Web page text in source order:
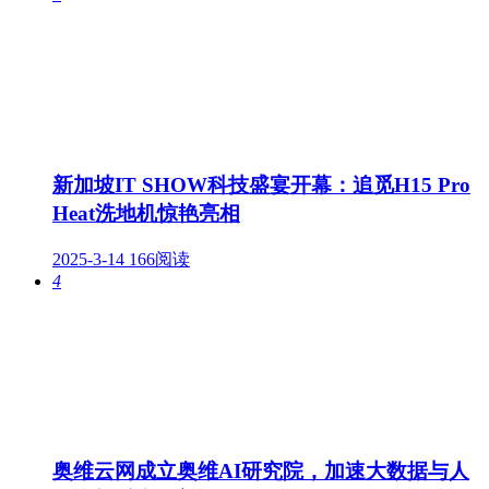
新加坡IT SHOW科技盛宴开幕：追觅H15 Pro
Heat洗地机惊艳亮相
2025-3-14 166阅读
4
奥维云网成立奥维AI研究院，加速大数据与人